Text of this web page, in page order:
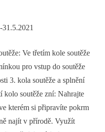
Ve třetím kole soutěže
pro vstup do soutěže
3. kola soutěže a splnění
kolo soutěže zní: Nahrajte
kterém si připravíte pokrm
najít v přírodě. Využít